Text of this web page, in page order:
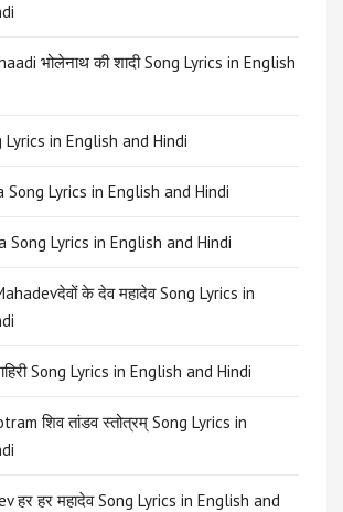
भोलेनाथ की शादी Song Lyrics in English
Lyrics in English and Hindi
Song Lyrics in English and Hindi
Song Lyrics in English and Hindi
के देव महादेव Song Lyrics in
Song Lyrics in English and Hindi
शिव तांडव स्तोत्रम् Song Lyrics in
हर हर महादेव Song Lyrics in English and